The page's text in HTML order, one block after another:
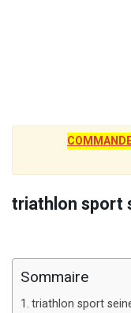
triathlon sport
Sommaire
triathlon sport